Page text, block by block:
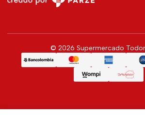
© 2026 Supermercado